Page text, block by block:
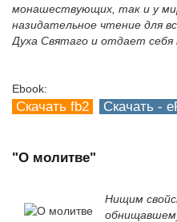
монашествующих, так и у
назидательное чтение для
Духа Святаго и отдает себя
Ebook:
Скачать fb2 Скачать -
"О молитве"
Нищим